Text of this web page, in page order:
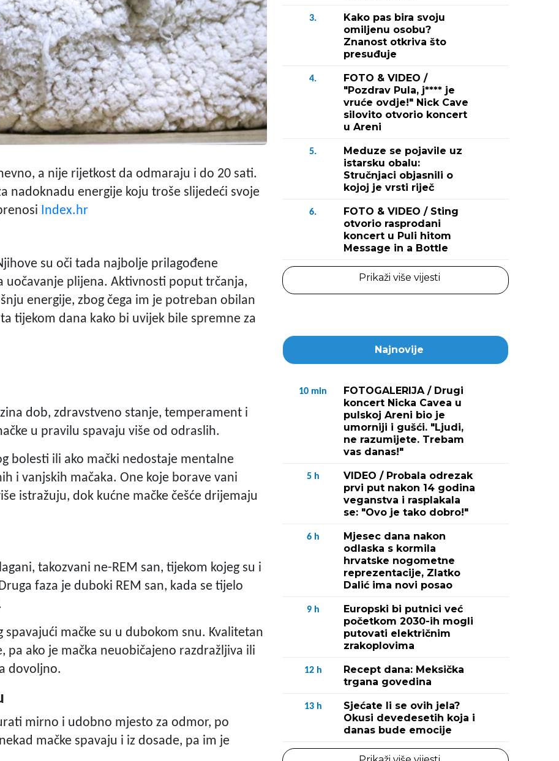
a nije rijetkost da odmaraju i do 20 sati.
nadoknadu energije koju troše slijedeći svoje
Index.hr
su oči tada najbolje prilagođene
uočavanje plijena. Aktivnosti poput trčanja,
energije, zbog čega im je potreban obilan
tijekom dana kako bi uvijek bile spremne za
dob, zdravstveno stanje, temperament i
u pravilu spavaju više od odraslih.
bolesti ili ako mački nedostaje mentalne
i vanjskih mačaka. One koje borave vani
istražuju, dok kućne mačke češće drijemaju
takozvani ne-REM san, tijekom kojeg su i
faza je duboki REM san, kada se tijelo
mačke su u dubokom snu. Kvalitetan
pa ako je mačka neuobičajeno razdražljiva ili
dovoljno.
mirno i udobno mjesto za odmor, po
mačke spavaju i iz dosade, pa im je
3.
Kako pas bira svoju
omiljenu osobu?
Znanost otkriva što
presuđuje
4.
FOTO & VIDEO /
"Pozdrav Pula, j**** je
vruće ovdje!" Nick Cave
silovito otvorio koncert
u Areni
5.
Meduze se pojavile uz
istarsku obalu:
Stručnjaci objasnili o
kojoj je vrsti riječ
6.
FOTO & VIDEO / Sting
otvorio rasprodani
koncert u Puli hitom
Message in a Bottle
Prikaži više vijesti
Najnovije
10 min
FOTOGALERIJA / Drugi
koncert Nicka Cavea u
pulskoj Areni bio je
umorniji i gušći. "Ljudi,
ne razumijete. Trebam
vas danas!"
5 h
VIDEO / Probala odrezak
prvi put nakon 14 godina
veganstva i rasplakala
se: "Ovo je tako dobro!"
6 h
Mjesec dana nakon
odlaska s kormila
hrvatske nogometne
reprezentacije, Zlatko
Dalić ima novi posao
9 h
Europski bi putnici već
početkom 2030-ih mogli
putovati električnim
zrakoplovima
12 h
Recept dana: Meksička
trgana govedina
13 h
Sjećate li se ovih jela?
Okusi devedesetih koja i
danas bude emocije